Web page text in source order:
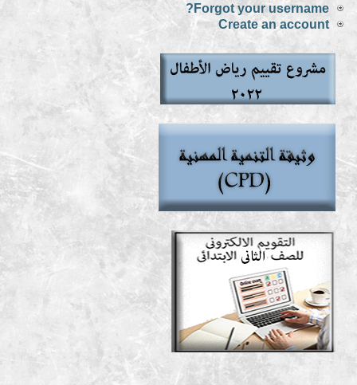
Forgot your username?
Create an account